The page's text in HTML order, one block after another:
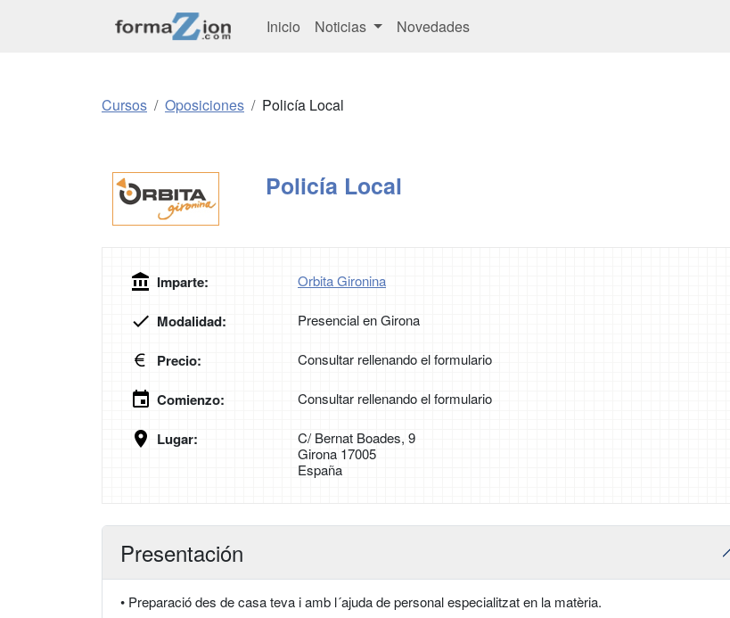
Inicio Noticias Novedades
Cursos Oposiciones Policía Local
Policía Local
Imparte: Orbita Gironina
Modalidad: Presencial en Girona
Precio: Consultar rellenando el formulario
Comienzo: Consultar rellenando el formulario
Lugar:
C/ Bernat Boades, 9
Girona 17005
España
Presentación
• Preparació des de casa teva i amb l´ajuda de personal especialitzat en la matèria.